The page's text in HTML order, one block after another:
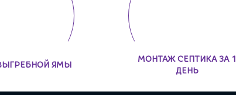
ЯМЫ
МОНТАЖ СЕПТИКА ЗА 1
ДЕНЬ